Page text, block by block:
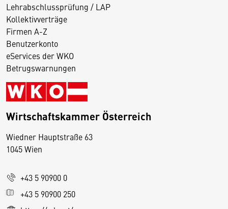
Lehrabschlussprüfung / LAP
Kollektivverträge
Firmen A-Z
Benutzerkonto
eServices der WKO
Betrugswarnungen
Wirtschaftskammer Österreich
Wiedner Hauptstraße 63
1045 Wien
+43 5 90900 0
+43 5 90900 250
D
s
e